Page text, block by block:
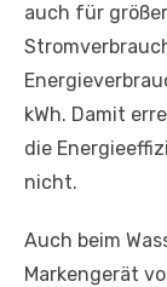
auch für
kWh. Damit
die
nicht.
Auch beim
Markengerät